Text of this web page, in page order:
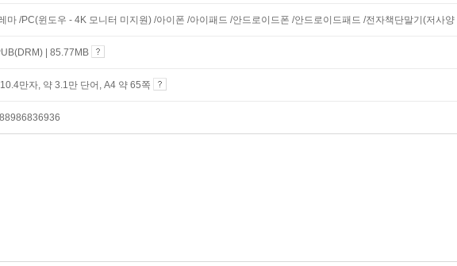
마 /PC(윈도우 - 4K 모니터 미지원) /아이폰 /아이패드 /안드로이드폰 /안드로이드패드 /전자책단말기(저사
| 85.77MB
만자, 약 3.1만 단어, A4 약 65쪽